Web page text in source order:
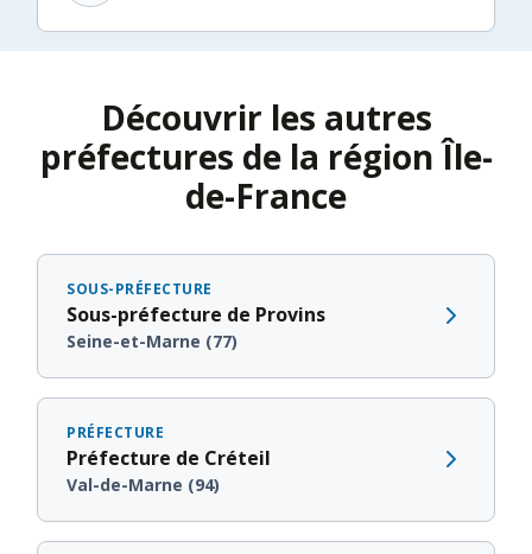
Découvrir les autres
préfectures de la région Île-
de-France
SOUS-PRÉFECTURE
Sous-préfecture de Provins
Seine-et-Marne (77)
PRÉFECTURE
Préfecture de Créteil
Val-de-Marne (94)